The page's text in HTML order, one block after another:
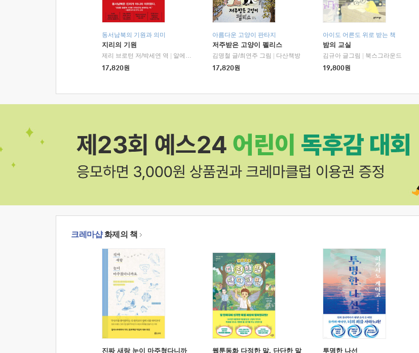
동서남북의 기원과 의미
지리의 기원
제리 브로턴 저/박세연 역
알에이치코리아(RHK)
17,820원
아름다운 고양이 판타지
저주받은 고양이 펠리스
김명철 글/최연주 그림
다산책방
17,820원
아이도 어른도 위로 받는 책
밤의 교실
김규아 글그림
북스그라운드
19,800원
크레마샵화제의 책
진짜 새랑 눈이 마주쳤다니까
웹툰동화 다정한 말, 단단한 말 투명한 나선